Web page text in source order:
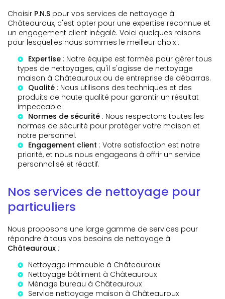
Choisir P.N.S pour vos services de nettoyage à
Châteauroux, c'est opter pour une expertise reconnue et
un engagement client inégalé. Voici quelques raisons
pour lesquelles nous sommes le meilleur choix :
Expertise : Notre équipe est formée pour gérer tous
types de nettoyages, qu'il s'agisse de nettoyage
maison à Châteauroux ou de entreprise de débarras.
Qualité : Nous utilisons des techniques et des
produits de haute qualité pour garantir un résultat
impeccable.
Normes de sécurité : Nous respectons toutes les
normes de sécurité pour protéger votre maison et
notre personnel.
Engagement client : Votre satisfaction est notre
priorité, et nous nous engageons à offrir un service
personnalisé et réactif.
Nos services de nettoyage pour
particuliers
Nous proposons une large gamme de services pour
répondre à tous vos besoins de nettoyage à
Châteauroux :
Nettoyage immeuble à Châteauroux
Nettoyage bâtiment à Châteauroux
Ménage bureau à Châteauroux
Service nettoyage maison à Châteauroux